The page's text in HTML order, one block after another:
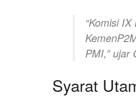
“Komisi
PMI,”ujar
Syarat